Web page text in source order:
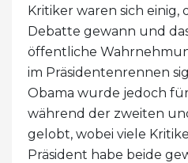
Kritiker waren sich einig,
Debatte gewann und
öffentliche
im Präsidentenrennen
Obama wurde jedoch
während der zweiten
gelobt, wobei viele
Präsident habe beide